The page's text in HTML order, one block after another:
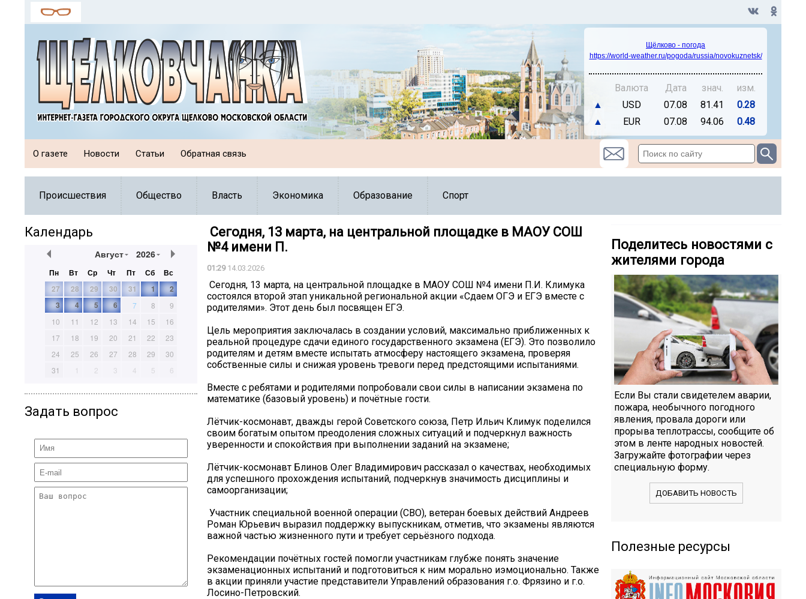
Щёлково - погода
https://world-weather.ru/pogoda/russia/novokuznetsk/
Валюта Дата знач.
изм.
▲
USD 07.08 81.41
0.28
▲
EUR 07.08 94.06 0.48
О газете Новости Статьи Обратная связь
Происшествия Общество Власть Экономика Образование Спорт
Календарь
Август 2026
Пн Вт Ср Чт Пт Сб
Вс
27
28 29 30 31 1
2
3
4 5 6 7 8
9
10
11 12 13 14 15
16
17
18 19 20 21 22
23
24
25 26 27 28 29
30
31
1 2 3 4 5 6
Задать вопрос
️ Сегодня, 13 марта, на центральной площадке в МАОУ СОШ
№4 имени П.
01:2914.03.2026
️ Сегодня, 13 марта, на центральной площадке в МАОУ СОШ №4 имени П.И. Климука
состоялся второй этап уникальной региональной акции «Сдаем ОГЭ и ЕГЭ вместе с
родителями». Этот день был посвящен ЕГЭ.
Цель мероприятия заключалась в создании условий, максимально приближенных к
реальной процедуре сдачи единого государственного экзамена (ЕГЭ). Это позволило
родителям и детям вместе испытать атмосферу настоящего экзамена, проверяя
собственные силы и снижая уровень тревоги перед предстоящими испытаниями.
Вместе с ребятами и родителями попробовали свои силы в написании экзамена по
математике (базовый уровень) и почётные гости.
️Лётчик-космонавт, дважды герой Советского союза, Петр Ильич Климук поделился
своим богатым опытом преодоления сложных ситуаций и подчеркнул важность
уверенности и спокойствия при выполнении заданий на экзамене;
Лётчик-космонавт Блинов Олег Владимирович рассказал о качествах, необходимых
для успешного прохождения испытаний, подчеркнув значимость дисциплины и
самоорганизации;
️ Участник специальной военной операции (СВО), ветеран боевых действий Андреев
Роман Юрьевич выразил поддержку выпускникам, отметив, что экзамены являются
важной частью жизненного пути и требует серьёзного подхода.
Рекомендации почётных гостей помогли участникам глубже понять значение
экзаменационных испытаний и подготовиться к ним морально иэмоционально. Также
в акции приняли участие представители Управлений образования г.о. Фрязино и г.о.
Лосино-Петровский.
Поделитесь новостями с
жителями города
Если Вы стали свидетелем аварии,
пожара, необычного погодного
явления, провала дороги или
прорыва теплотрассы, сообщите об
этом в ленте народных новостей.
Загружайте фотографии через
специальную форму.
ДОБАВИТЬ НОВОСТЬ
Полезные ресурсы